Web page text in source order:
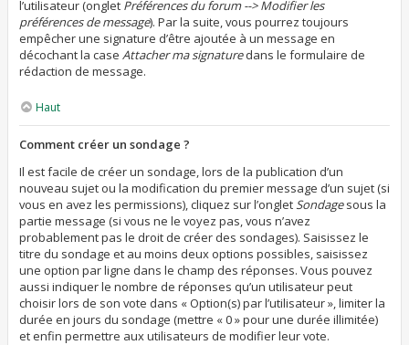
l’utilisateur (onglet Préférences du forum --> Modifier les
préférences de message). Par la suite, vous pourrez toujours
empêcher une signature d’être ajoutée à un message en
décochant la case Attacher ma signaturedans le formulaire de
rédaction de message.
Haut
Comment créer un sondage ?
Il est facile de créer un sondage, lors de la publication d’un
nouveau sujet ou la modification du premier message d’un sujet (si
vous en avez les permissions), cliquez sur l’ongletSondagesous la
partie message (si vous ne le voyez pas, vous n’avez
probablement pas le droit de créer des sondages). Saisissez le
titre du sondage et au moins deux options possibles, saisissez
une option par ligne dans le champ des réponses. Vous pouvez
aussi indiquer le nombre de réponses qu’un utilisateur peut
choisir lors de son vote dans « Option(s) par l’utilisateur », limiter la
durée en jours du sondage (mettre « 0 » pour une durée illimitée)
et enfin permettre aux utilisateurs de modifier leur vote.